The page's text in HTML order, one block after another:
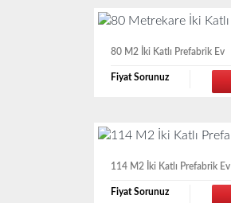
80 M2 İki Katlı Prefabrik Ev
Fiyat Sorunuz
114 M2 İki Katlı Prefabrik Ev
Fiyat Sorunuz